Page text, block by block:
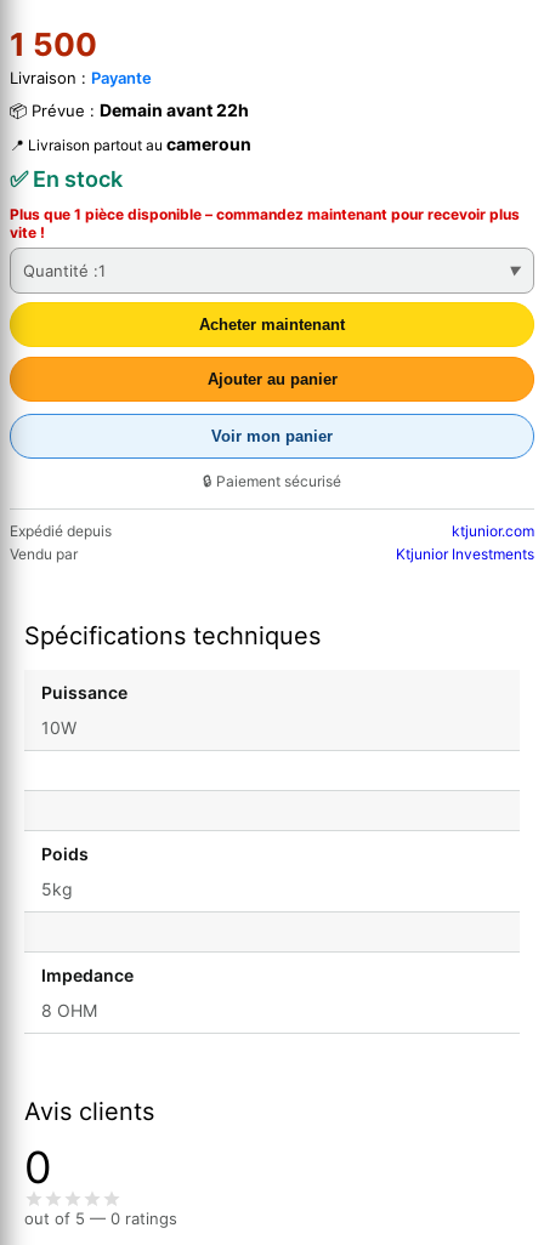
1 500
Livraison : Payante
📦 Prévue : Demain avant 22h
📍 Livraison partout au cameroun
✅ En stock
Plus que 1 pièce disponible – commandez maintenant pour recevoir plus
vite !
Quantité :1
Acheter maintenant
Ajouter au panier
Voir mon panier
🔒 Paiement sécurisé
Expédié depuis
ktjunior.com
Vendu par
Ktjunior Investments
Spécifications techniques
Puissance
10W
Poids
5kg
Impedance
8 OHM
Avis clients
0
out of 5 — 0 ratings